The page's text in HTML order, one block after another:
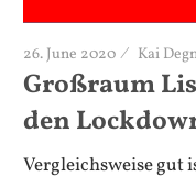
26. June 2020 Kai
Großraum
den
Vergleichsweise gut